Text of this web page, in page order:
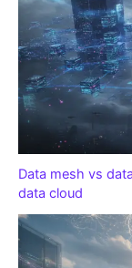
Data mesh vs
data cloud